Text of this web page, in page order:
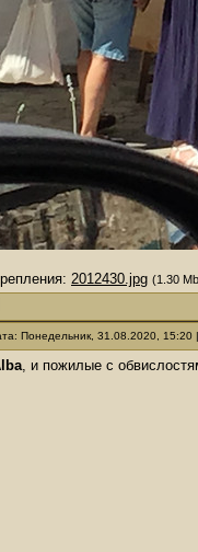
2012430.jpg (1.30
Понедельник, 31.08.2020,
, и пожилые с